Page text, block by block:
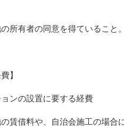
所有者の同意を得ていること。
】
ョンの設置に要する経費
賃借料や、自治会施工の場合